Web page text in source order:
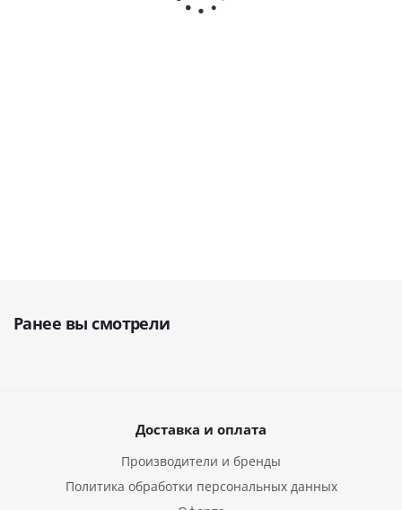
Ivoclar Vivadent
Ранее вы смотрели
Доставка и оплата
Производители и бренды
Политика обработки персональных данных